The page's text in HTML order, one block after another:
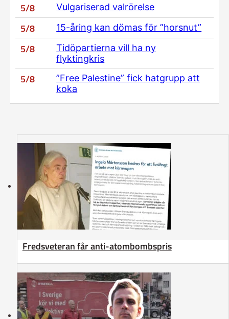
5/8 Vulgariserad valrörelse
5/8 15-åring kan dömas för ”horsnut”
5/8
Tidöpartierna vill ha ny
flyktingkris
5/8
”Free Palestine” fick hatgrupp att
koka
Fredsveteran får anti-atombombspris